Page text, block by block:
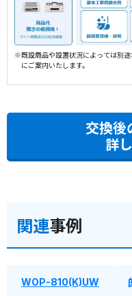
※既設商品や設置状況によっては別
にご案内いたします。
交換後
詳
関連事例
WOP-810(K)UW